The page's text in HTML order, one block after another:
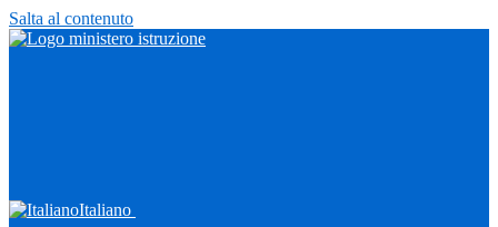
Salta al contenuto
Italiano